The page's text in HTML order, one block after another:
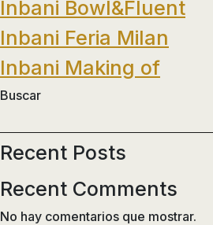
tecnologías
en
muebles,
lavabos,
Inbani Bowl&Fluent
Inbani Feria Milan
Inbani Making of
Buscar
Recent Posts
Recent Comments
No hay comentarios que mostrar.